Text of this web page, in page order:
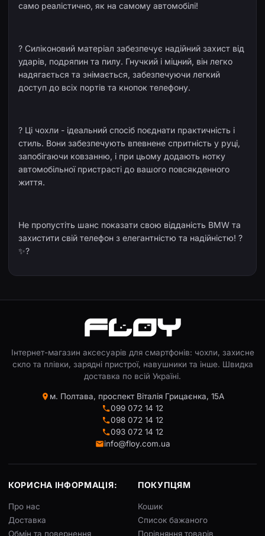
само реалістично, як на самому автомобілі!
?️ Силіконовий матеріал забезпечує надійний захист від
ударів, подряпин та пилу. Гнучкий і міцний, він легко
надягається та знімається, забезпечуючи легкий
доступ до всіх портів та кнопок телефону.
? Ці чохли - ідеальний спосіб поєднати практичність і
стиль. Вони забезпечують впевнене спритність у руці,
запобігаючи ковзанню, і при цьому додають нотку
автомобільної пристрасті до вашого повсякденного
життя.
Не пропустіть шанс показати свою відданість BMW та
захистити свій телефон з елегантністю та надійністю! ?
✨?
Інтернет-магазин аксесуарів для смартфонів: чохли, захисне
скло та плівки, зарядні пристрої, навушники та інше. Швидка
доставка по всій Україні.
м. Полтава, проспект Віталія Грицаєнка, 15А
099 072 14 12
098 072 14 12
093 072 14 12
info@floy.com.ua
КОРИСНА ІНФОРМАЦІЯ:
Про нас
Доставка
Обмін та повернення
ПОКУПЦЯМ
Кошик
Список бажаного
Порівняння товарів